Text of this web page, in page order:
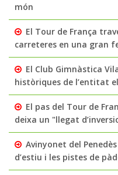
món
El Tour de França
carreteres en una gran
El Club Gimnàstica
històriques de l’entitat
El pas del Tour de
deixa un "llegat
Avinyonet del
d’estiu i les pistes de